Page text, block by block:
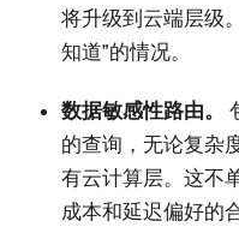
将升级到云端层级
知道”的情况。
数据敏感性路由。
的查询，无论复杂
有云计算层。这不
成本和延迟偏好的